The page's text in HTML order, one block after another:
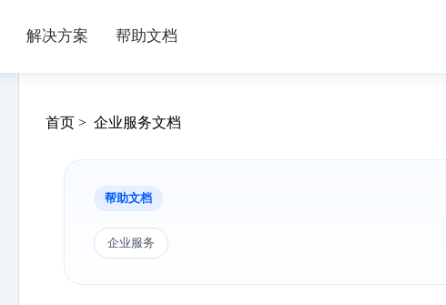
解决方案 帮助文档
首页 > 企业服务文档
帮助文档
企业服务